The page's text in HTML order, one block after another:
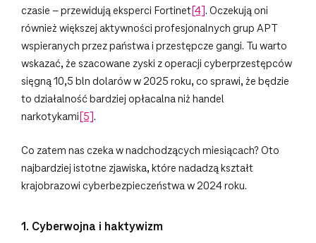
czasie – przewidują eksperci Fortinet [4] . Oczekują oni
również większej aktywności profesjonalnych grup APT
wspieranych przez państwa i przestępcze gangi. Tu warto
wskazać, że szacowane zyski z operacji cyberprzestępców
sięgną 10,5 bln dolarów w 2025 roku, co sprawi, że będzie
to działalność bardziej opłacalna niż handel
narkotykami [5] .
Co zatem nas czeka w nadchodzących miesiącach? Oto
najbardziej istotne zjawiska, które nadadzą kształt
krajobrazowi cyberbezpieczeństwa w 2024 roku.
1. Cyberwojna i haktywizm